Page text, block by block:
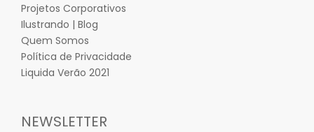
Projetos Corporativos
Ilustrando | Blog
Quem Somos
Política de Privacidade
Liquida Verão 2021
NEWSLETTER